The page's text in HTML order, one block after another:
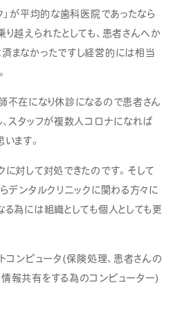
」が平均的な歯科医院であったなら
越えられたとしても、患者さんへか
まなかったですし経営的には相当
不在になり休診になるので患者さん
スタッフが複数人コロナになれば
ます。
対して対処できたのです。そして
デンタルクリニックに関わる方々に
為には組織としても個人としても更
ンピュータ(保険処理、患者さんの
報共有をする為のコンピューター)